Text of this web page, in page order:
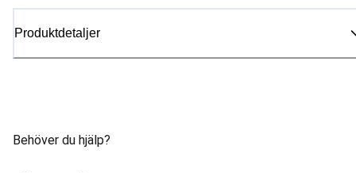
Produktdetaljer
Behöver du hjälp?